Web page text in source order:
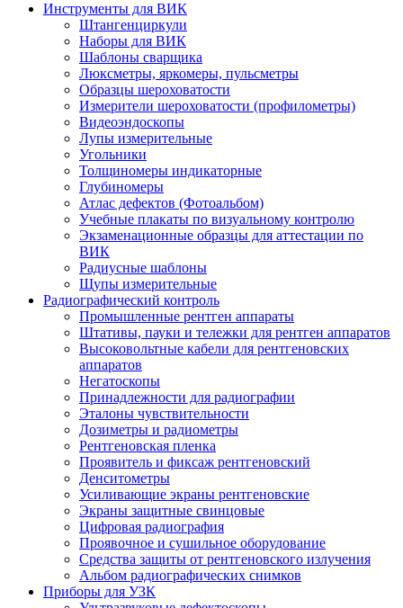
Инструменты для ВИК
Штангенциркули
Наборы для ВИК
Шаблоны сварщика
Люксметры, яркомеры, пульсметры
Образцы шероховатости
Измерители шероховатости (профилометры)
Видеоэндоскопы
Лупы измерительные
Угольники
Толщиномеры индикаторные
Глубиномеры
Атлас дефектов (Фотоальбом)
Учебные плакаты по визуальному контролю
Экзаменационные образцы для аттестации по
ВИК
Радиусные шаблоны
Щупы измерительные
Радиографический контроль
Промышленные рентген аппараты
Штативы, пауки и тележки для рентген аппаратов
Высоковольтные кабели для рентгеновских
аппаратов
Негатоскопы
Принадлежности для радиографии
Эталоны чувствительности
Дозиметры и радиометры
Рентгеновская пленка
Проявитель и фиксаж рентгеновский
Денситометры
Усиливающие экраны рентгеновские
Экраны защитные свинцовые
Цифровая радиография
Проявочное и сушильное оборудование
Средства защиты от рентгеновского излучения
Альбом радиографических снимков
Приборы для УЗК